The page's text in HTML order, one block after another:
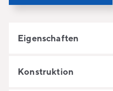
Eigenschaften
Konstruktion